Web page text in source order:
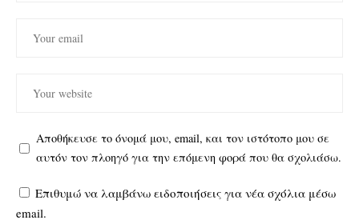
Αποθήκευσε το όνομά μου, email, και τον ιστότοπο μου σε
αυτόν τον πλοηγό για την επόμενη φορά που θα σχολιάσω.
Επιθυμώ να λαμβάνω ειδοποιήσεις για νέα σχόλια μέσω
email.